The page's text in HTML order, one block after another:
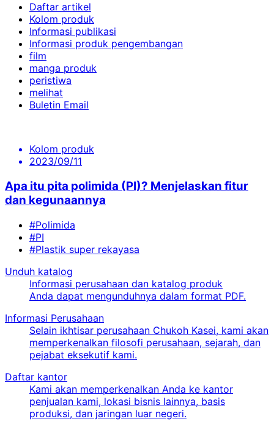
Daftar artikel
Kolom produk
Informasi publikasi
Informasi produk pengembangan
film
manga produk
peristiwa
melihat
Buletin Email
Kolom produk
2023/09/11
Apa itu pita polimida (PI)? Menjelaskan fitur
dan kegunaannya
#Polimida
#PI
#Plastik super rekayasa
Unduh katalog
Informasi perusahaan dan katalog produk
Anda dapat mengunduhnya dalam format PDF.
Informasi Perusahaan
Selain ikhtisar perusahaan Chukoh Kasei, kami akan
memperkenalkan filosofi perusahaan, sejarah, dan
pejabat eksekutif kami.
Daftar kantor
Kami akan memperkenalkan Anda ke kantor
penjualan kami, lokasi bisnis lainnya, basis
produksi, dan jaringan luar negeri.